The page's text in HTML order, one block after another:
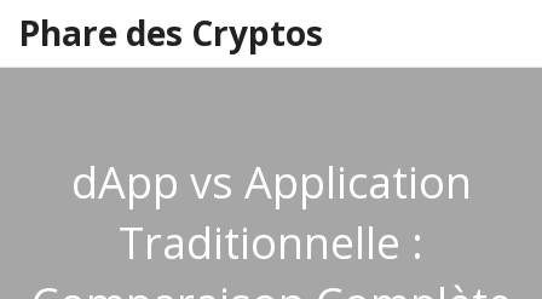
Phare des Cryptos
dApp vs Application
Traditionnelle :